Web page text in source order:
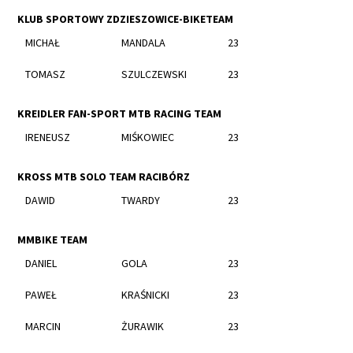
KLUB SPORTOWY ZDZIESZOWICE-BIKETEAM
MICHAŁ
MANDALA 23
TOMASZ SZULCZEWSKI 23
KREIDLER FAN-SPORT MTB RACING TEAM
IRENEUSZ
MIŚKOWIEC 23
KROSS MTB SOLO TEAM RACIBÓRZ
DAWID
TWARDY 23
MMBIKE TEAM
DANIEL
GOLA 23
PAWEŁ KRAŚNICKI 23
MARCIN ŻURAWIK 23